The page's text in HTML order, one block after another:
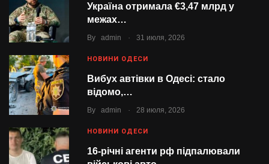
Україна отримала €3,47 млрд у
межах…
By admin . 31 июля, 2026
НОВИНИ ОДЕСИ
Вибух автівки в Одесі: стало
відомо,…
By admin . 28 июля, 2026
НОВИНИ ОДЕСИ
16-річні агенти рф підпалювали